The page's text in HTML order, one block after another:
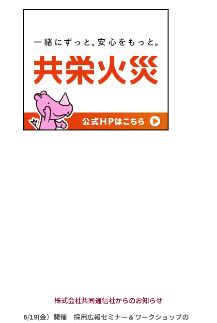
株式会社共同通信社からのお知らせ
6/19(金）開催 採用広報セミナー＆ワークショップの